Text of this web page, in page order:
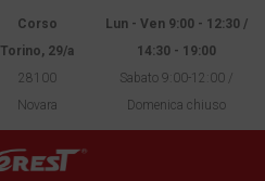
Corso
Torino, 29/a
28100
Novara
Lun - Ven 9:00 - 12:30 /
14:30 - 19:00
Sabato 9:00-12:00 /
Domenica chiuso